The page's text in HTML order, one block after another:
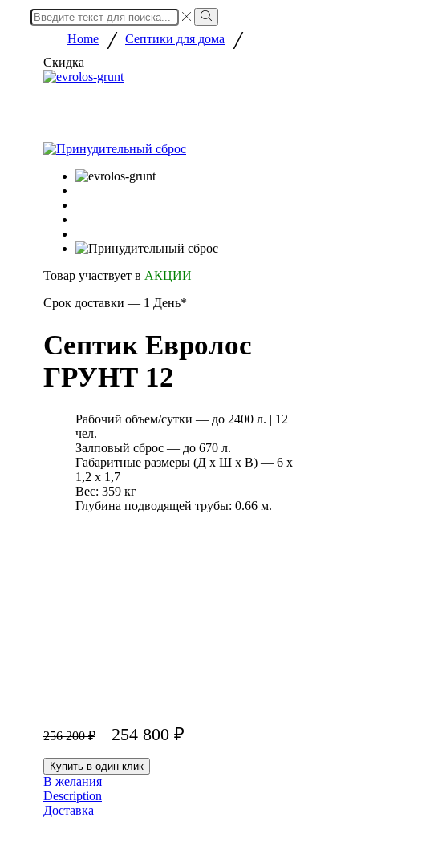
Search
input
Search
Home / Септики для дома /
Скидка
Товар участвует в АКЦИИ
Срок доставки — 1 День*
Септик Евролос
ГРУНТ 12
Рабочий объем/сутки — до 2400 л. | 12
чел.
Залповый сброс — до 670 л.
Габаритные размеры (Д х Ш х В) — 6 х
1,2 х 1,7
Вес: 359 кг
Глубина подводящей трубы: 0.66 м.
256 200₽ 254 800 ₽
Купить в один клик
В желания
Description
Доставка